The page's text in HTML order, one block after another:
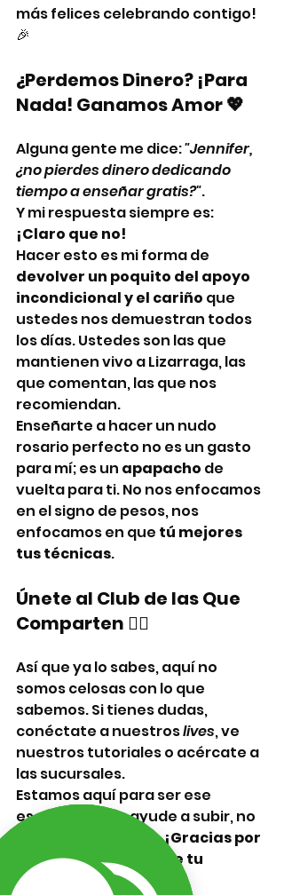
más felices celebrando contigo!
🎉
¿Perdemos Dinero? ¡Para
Nada! Ganamos Amor 💖
Alguna gente me dice: "Jennifer,
¿no pierdes dinero dedicando
tiempo a enseñar gratis?".
Y mi respuesta siempre es:
¡Claro que no!
Hacer esto es mi forma de
devolver un poquito del apoyo
incondicional y el cariño que
ustedes nos demuestran todos
los días. Ustedes son las que
mantienen vivo a Lizarraga, las
que comentan, las que nos
recomiendan.
Enseñarte a hacer un nudo
rosario perfecto no es un gasto
para mí; es un apapacho de
vuelta para ti. No nos enfocamos
en el signo de pesos, nos
enfocamos en que tú mejores
tus técnicas.
Únete al Club de las Que
Comparten 👯‍♀️
Así que ya lo sabes, aquí no
somos celosas con lo que
sabemos. Si tienes dudas,
conéctate a nuestros lives, ve
nuestros tutoriales o acércate a
las sucursales.
Estamos aquí para ser ese
escalón que te ayude a subir, no
para ponerte el pie. ¡Gracias por
dejarnos ser parte de tu
historia de éxito!